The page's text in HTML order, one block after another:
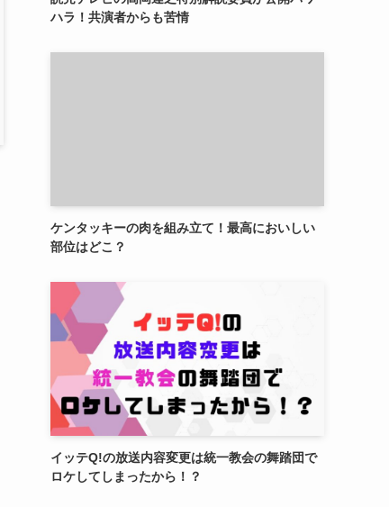
ハラ！共演者からも苦情
ケンタッキーの肉を組み立て！最高においしい
部位はどこ？
イッテQ!の放送内容変更は統一教会の舞踏団で
ロケしてしまったから！？